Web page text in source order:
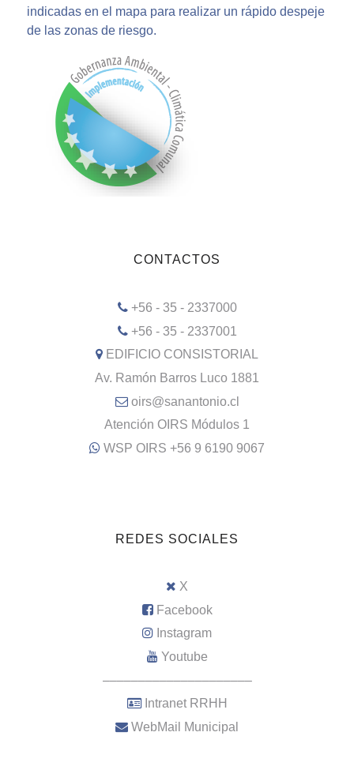
indicadas en el mapa para realizar un rápido despeje
de las zonas de riesgo.
CONTACTOS
+56 - 35 - 2337000
+56 - 35 - 2337001
EDIFICIO CONSISTORIAL
Av. Ramón Barros Luco 1881
oirs@sanantonio.cl
Atención OIRS Módulos 1
WSP OIRS +56 9 6190 9067
REDES SOCIALES
X
Facebook
Instagram
Youtube
–––––––––––––––––––––
Intranet RRHH
WebMail Municipal